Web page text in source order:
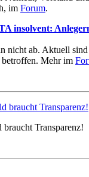
im Forum.
insolvent:
nicht ab. Aktuell
Mehr im
Transparenz!